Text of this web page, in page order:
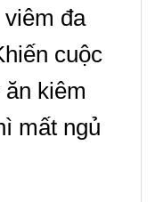
đa
cuộc
kiêm
mất ngủ